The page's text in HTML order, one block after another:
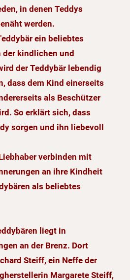
in denen Teddys
werden.
ein beliebtes
der kindlichen und
der Teddybär lebendig
dass dem Kind einerseits
als Beschützer
So erklärt sich, dass
sorgen und ihn liebevoll
verbinden mit
an ihre Kindheit
als beliebtes
liegt in
an der Brenz. Dort
Steiff, ein Neffe der
Margarete Steiff,